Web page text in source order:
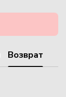
Возврат